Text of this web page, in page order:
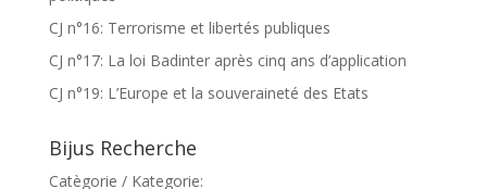
CJ n°16: Terrorisme et libertés publiques
CJ n°17: La loi Badinter après cinq ans d’application
CJ n°19: L’Europe et la souveraineté des Etats
Bijus Recherche
Catègorie / Kategorie: